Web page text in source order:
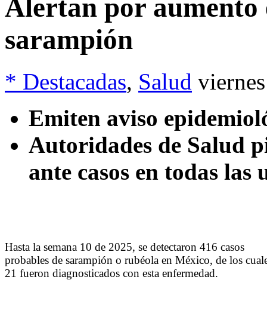
Alertan por aumento
sarampión
* Destacadas, Salud
Emiten aviso
Autoridades de Salud
ante casos en todas las
Hasta la semana 10 de 2025, se detectaron 416 casos
probables de sarampión o rubéola en México, de los
21 fueron diagnosticados con esta enfermedad.